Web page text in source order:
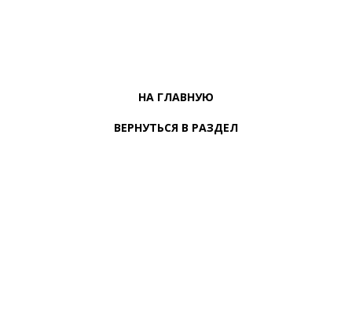
НА ГЛАВНУЮ
ВЕРНУТЬСЯ В РАЗДЕЛ